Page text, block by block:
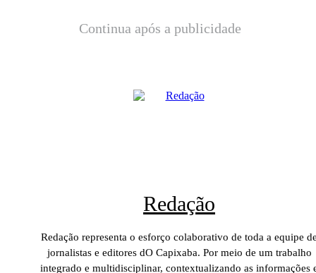
Continua após a publicidade
Redação
Redação representa o esforço colaborativo de toda a equipe
jornalistas e editores dO Capixaba. Por meio de um trabalho
integrado e multidisciplinar, contextualizando as informações